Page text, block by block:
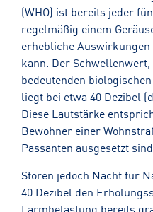
(WHO) ist bereits jeder
regelmäßig einem
erhebliche Auswirkungen
kann. Der
bedeutenden
liegt bei etwa 40 Dezibel
Diese Lautstärke
Bewohner einer
Passanten ausgesetzt sind.
Stören jedoch Nacht für
40 Dezibel den
Lärmbelastung bereits